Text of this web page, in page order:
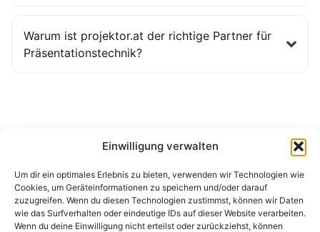
Einwilligung verwalten
Um dir ein optimales Erlebnis zu bieten, verwenden wir Technologien wie
Cookies, um Geräteinformationen zu speichern und/oder darauf
zuzugreifen. Wenn du diesen Technologien zustimmst, können wir Daten
wie das Surfverhalten oder eindeutige IDs auf dieser Website verarbeiten.
Wenn du deine Einwilligung nicht erteilst oder zurückziehst, können
Warum ist projektor.at der richtige Partner für
Präsentationstechnik?